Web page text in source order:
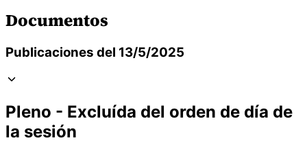
Documentos
Publicaciones del 13/5/2025
Pleno - Excluída del orden de día de
la sesión